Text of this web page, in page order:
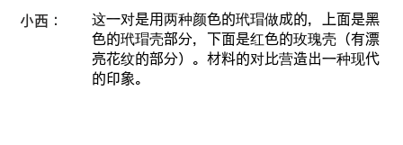
小西：
这一对是用两种颜色的玳瑁做成的，上面是黑
色的玳瑁壳部分，下面是红色的玫瑰壳（有漂
亮花纹的部分）。材料的对比营造出一种现代
的印象。